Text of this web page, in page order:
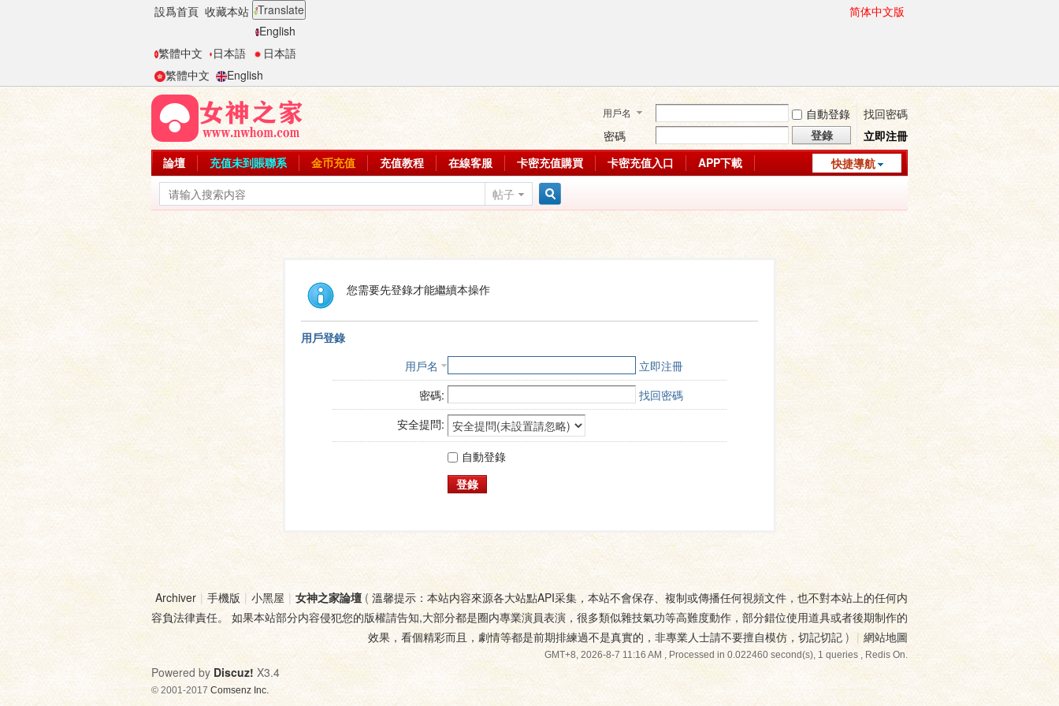
設爲首頁 收藏本站 Translate
English
繁體中文
日本語
日本語
繁體中文
English
简体中文版
用戶名 自動登錄
找回密碼
密碼
登錄
立即注冊
快捷導航
論壇 充值未到賬聯系 金币充值 充值教程 在線客服 卡密充值購買 卡密充值入口
APP下載
帖子
您需要先登錄才能繼續本操作
用戶登錄
用戶名
立即注冊
密碼:
找回密碼
安全提問:
自動登錄
登錄
Archiver | 手機版 | 小黑屋 | 女神之家論壇( 溫馨提示：本站内容來源各大站點API采集，本站不會保存、複制或傳播任何視頻文件，也不對本站上的任何内
容負法律責任。 如果本站部分内容侵犯您的版權請告知,大部分都是圈内專業演員表演，很多類似雜技氣功等高難度動作，部分錯位使用道具或者後期制作的
效果，看個精彩而且，劇情等都是前期排練過不是真實的，非專業人士請不要擅自模仿，切記切記 ) | 網站地圖
GMT+8, 2026-8-7 11:16 AM, Processed in 0.022460 second(s), 1 queries , Redis On.
Powered by Discuz! X3.4
© 2001-2017 Comsenz Inc.